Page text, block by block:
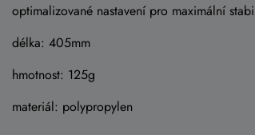
optimalizované nastavení pro maximální
délka: 405mm
hmotnost: 125g
materiál: polypropylen